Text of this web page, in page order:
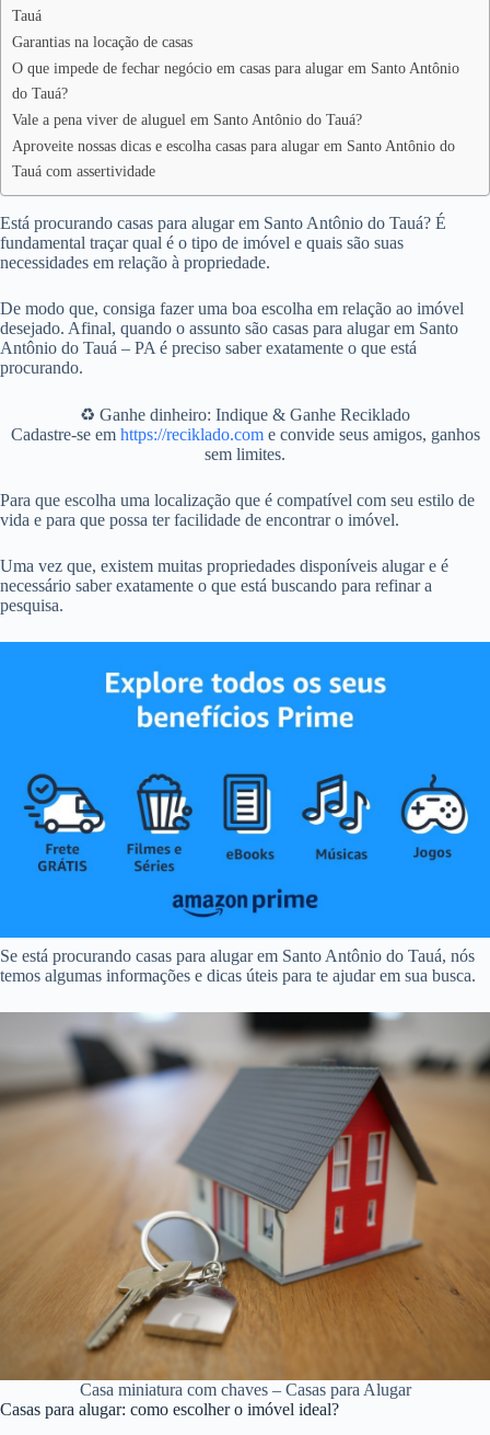
Tauá
Garantias na locação de casas
O que impede de fechar negócio em casas para alugar em Santo Antônio
do Tauá?
Vale a pena viver de aluguel em Santo Antônio do Tauá?
Aproveite nossas dicas e escolha casas para alugar em Santo Antônio do
Tauá com assertividade
Está procurando casas para alugar em Santo Antônio do Tauá? É
fundamental traçar qual é o tipo de imóvel e quais são suas
necessidades em relação à propriedade.
De modo que, consiga fazer uma boa escolha em relação ao imóvel
desejado. Afinal, quando o assunto são casas para alugar em Santo
Antônio do Tauá – PA é preciso saber exatamente o que está
procurando.
♻️ Ganhe dinheiro: Indique & Ganhe Reciklado
Cadastre-se em https://reciklado.come convide seus amigos, ganhos
sem limites.
Para que escolha uma localização que é compatível com seu estilo de
vida e para que possa ter facilidade de encontrar o imóvel.
Uma vez que, existem muitas propriedades disponíveis alugar e é
necessário saber exatamente o que está buscando para refinar a
pesquisa.
Se está procurando casas para alugar em Santo Antônio do Tauá, nós
temos algumas informações e dicas úteis para te ajudar em sua busca.
Casa miniatura com chaves – Casas para Alugar
Casas para alugar: como escolher o imóvel ideal?